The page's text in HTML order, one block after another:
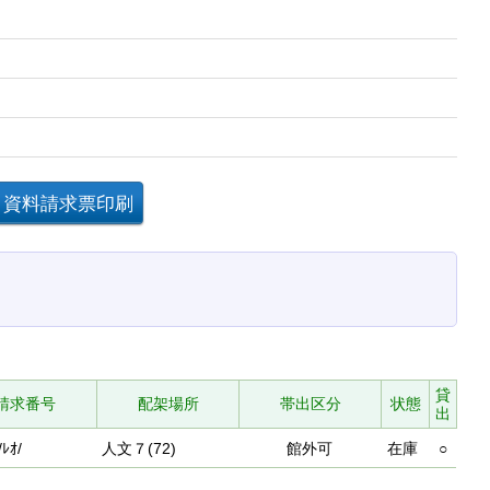
求番号 配架場所 帯出区分 状態
貸
出
ｵ/
人文７(72) 館外可 在庫 ○